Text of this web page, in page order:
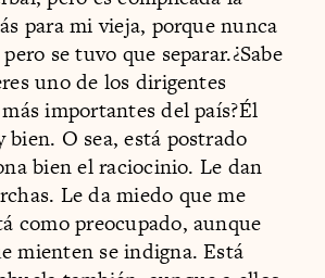
para mi vieja, porque nunca
se tuvo que separar.¿Sabe
uno de los dirigentes
importantes del país?Él
O sea, está postrado
bien el raciocinio. Le dan
Le da miedo que me
como preocupado, aunque
mienten se indigna. Está